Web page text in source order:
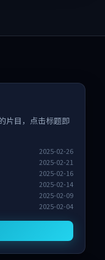
片目，点击标题即
2025-02-26
2025-02-21
2025-02-16
2025-02-14
2025-02-09
2025-02-04